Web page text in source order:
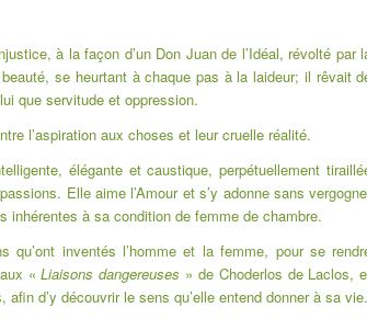
à la façon d’un Don Juan de l’Idéal, révolté par
se heurtant à chaque pas à la laideur; il rêvait
que servitude et oppression.
l’aspiration aux choses et leur cruelle réalité.
élégante et caustique, perpétuellement
Elle aime l’Amour et s’y adonne sans
à sa condition de femme de chambre.
qu’ont inventés l’homme et la femme, pour se
aux «Liaisons dangereuses » de Choderlos de Laclos,
d’y découvrir le sens qu’elle entend donner à sa vie.